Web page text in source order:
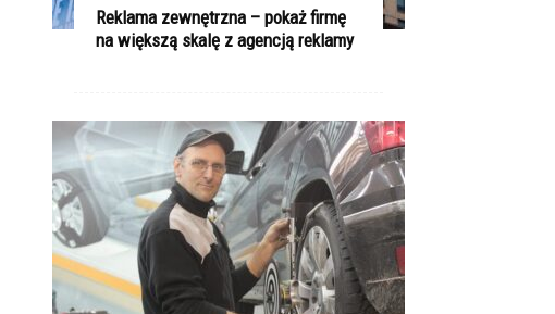
Reklama zewnętrzna – pokaż firmę
na większą skalę z agencją reklamy